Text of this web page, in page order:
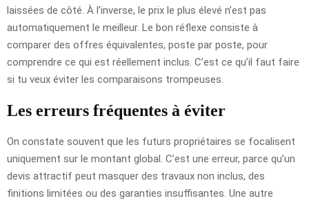
laissées de côté. À l’inverse, le prix le plus élevé n’est pas
automatiquement le meilleur. Le bon réflexe consiste à
comparer des offres équivalentes, poste par poste, pour
comprendre ce qui est réellement inclus. C’est ce qu’il faut faire
si tu veux éviter les comparaisons trompeuses.
Les erreurs fréquentes à éviter
On constate souvent que les futurs propriétaires se focalisent
uniquement sur le montant global. C’est une erreur, parce qu’un
devis attractif peut masquer des travaux non inclus, des
finitions limitées ou des garanties insuffisantes. Une autre